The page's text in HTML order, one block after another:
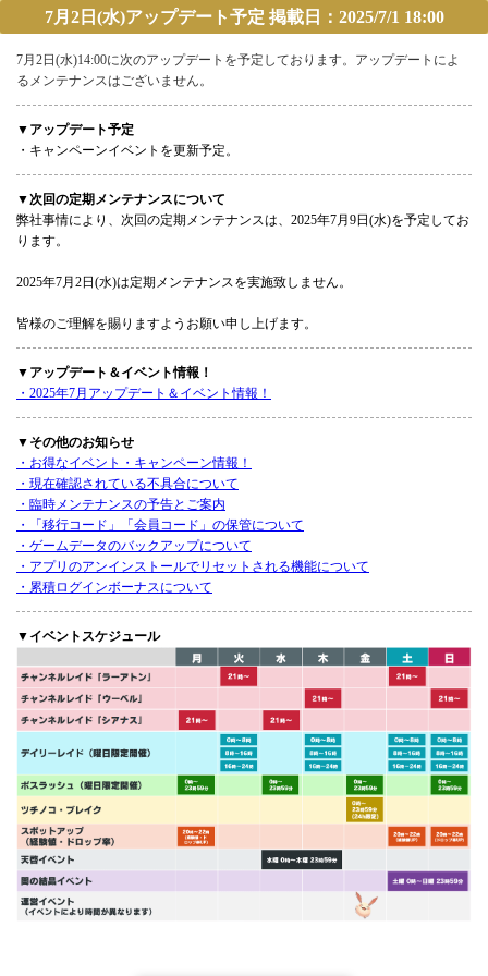
7月2日(水)アップデート予定 掲載日：2025/7/1 18:00
7月2日(水)14:00に次のアップデートを予定しております。アップデートによ
るメンテナンスはございません。
▼アップデート予定
・キャンペーンイベントを更新予定。
▼次回の定期メンテナンスについて
弊社事情により、次回の定期メンテナンスは、2025年7月9日(水)を予定してお
ります。
2025年7月2日(水)は定期メンテナンスを実施致しません。
皆様のご理解を賜りますようお願い申し上げます。
▼アップデート＆イベント情報！
・2025年7月アップデート＆イベント情報！
▼その他のお知らせ
・お得なイベント・キャンペーン情報！
・現在確認されている不具合について
・臨時メンテナンスの予告とご案内
・「移行コード」「会員コード」の保管について
・ゲームデータのバックアップについて
・アプリのアンインストールでリセットされる機能について
・累積ログインボーナスについて
▼イベントスケジュール